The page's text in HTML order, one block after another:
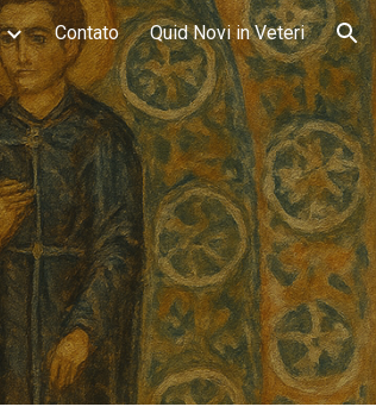
Contato Quid Novi in Veteri